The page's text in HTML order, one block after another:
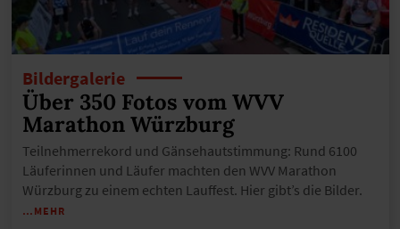
Bildergalerie
Über 350 Fotos vom WVV
Marathon Würzburg
Teilnehmerrekord und Gänsehautstimmung: Rund 6100
Läuferinnen und Läufer machten den WVV Marathon
Würzburg zu einem echten Lauffest. Hier gibt’s die Bilder.
…MEHR